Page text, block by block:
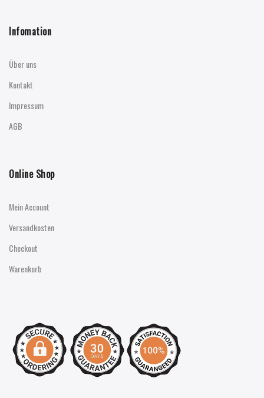
Infomation
Über uns
Kontakt
Impressum
AGB
Online Shop
Mein Account
Versandkosten
Checkout
Warenkorb